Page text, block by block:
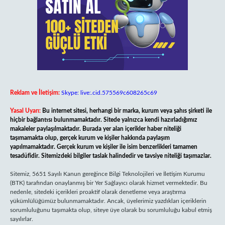
Reklam ve İletişim: Skype: live:.cid.575569c608265c69
Yasal Uyarı: Bu internet sitesi, herhangi bir marka, kurum veya şahıs şirketi ile
hiçbir bağlantısı bulunmamaktadır. Sitede yalnızca kendi hazırladığımız
makaleler paylaşılmaktadır. Burada yer alan içerikler haber niteliği
taşımamakta olup, gerçek kurum ve kişiler hakkında paylaşım
yapılmamaktadır. Gerçek kurum ve kişiler ile isim benzerlikleri tamamen
tesadüfidir. Sitemizdeki bilgiler taslak halindedir ve tavsiye niteliği taşımazlar.
Sitemiz, 5651 Sayılı Kanun gereğince Bilgi Teknolojileri ve İletişim Kurumu
(BTK) tarafından onaylanmış bir Yer Sağlayıcı olarak hizmet vermektedir. Bu
nedenle, sitedeki içerikleri proaktif olarak denetleme veya araştırma
yükümlülüğümüz bulunmamaktadır. Ancak, üyelerimiz yazdıkları içeriklerin
sorumluluğunu taşımakta olup, siteye üye olarak bu sorumluluğu kabul etmiş
sayılırlar.